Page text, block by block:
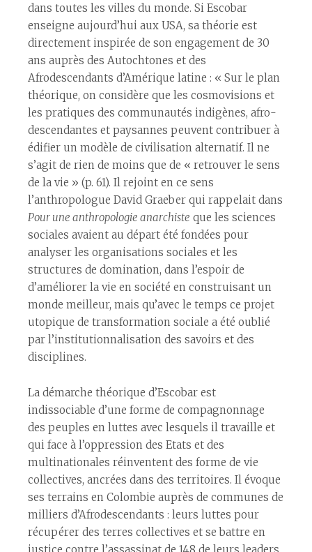
dans toutes les villes du monde. Si Escobar
enseigne aujourd’hui aux USA, sa théorie est
directement inspirée de son engagement de 30
ans auprès des Autochtones et des
Afrodescendants d’Amérique latine : « Sur le plan
théorique, on considère que les cosmovisions et
les pratiques des communautés indigènes, afro-
descendantes et paysannes peuvent contribuer à
édifier un modèle de civilisation alternatif. Il ne
s’agit de rien de moins que de « retrouver le sens
de la vie » (p. 61). Il rejoint en ce sens
l’anthropologue David Graeber qui rappelait dans
Pour une anthropologie anarchiste que les sciences
sociales avaient au départ été fondées pour
analyser les organisations sociales et les
structures de domination, dans l’espoir de
d’améliorer la vie en société en construisant un
monde meilleur, mais qu’avec le temps ce projet
utopique de transformation sociale a été oublié
par l’institutionnalisation des savoirs et des
disciplines.
La démarche théorique d’Escobar est
indissociable d’une forme de compagnonnage
des peuples en luttes avec lesquels il travaille et
qui face à l’oppression des Etats et des
multinationales réinventent des forme de vie
collectives, ancrées dans des territoires. Il évoque
ses terrains en Colombie auprès de communes de
milliers d’Afrodescendants : leurs luttes pour
récupérer des terres collectives et se battre en
justice contre l’assassinat de 148 de leurs leaders